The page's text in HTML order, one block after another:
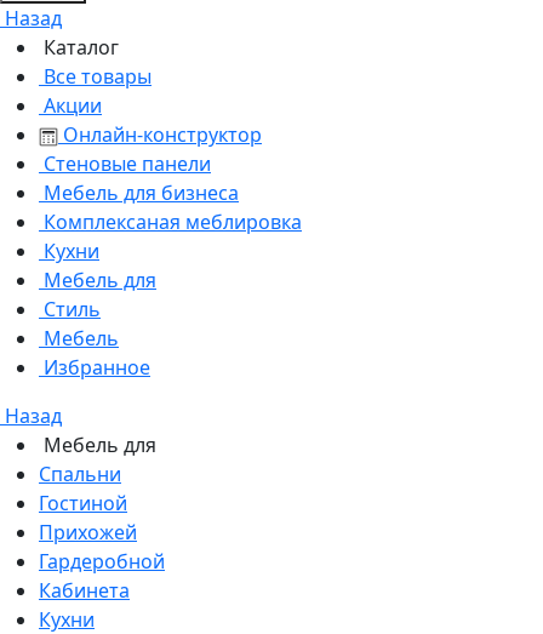
Назад
Каталог
Все товары
Акции
Онлайн-конструктор
Стеновые панели
Мебель для бизнеса
Комплексаная меблировка
Кухни
Мебель для
Стиль
Мебель
Избранное
Назад
Мебель для
Спальни
Гостиной
Прихожей
Гардеробной
Кабинета
Кухни